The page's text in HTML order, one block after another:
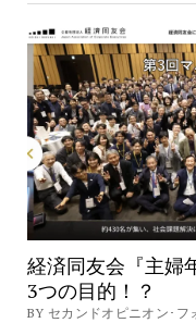
経済同友会『主婦
3つの目的！？
BY セカンドオピニオン･フ